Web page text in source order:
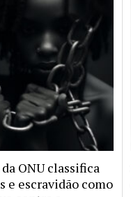
ONU classifica
e escravidão como